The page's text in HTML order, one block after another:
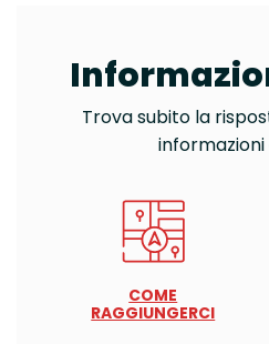
Trova subito la
informazioni
COME
RAGGIUNGERCI